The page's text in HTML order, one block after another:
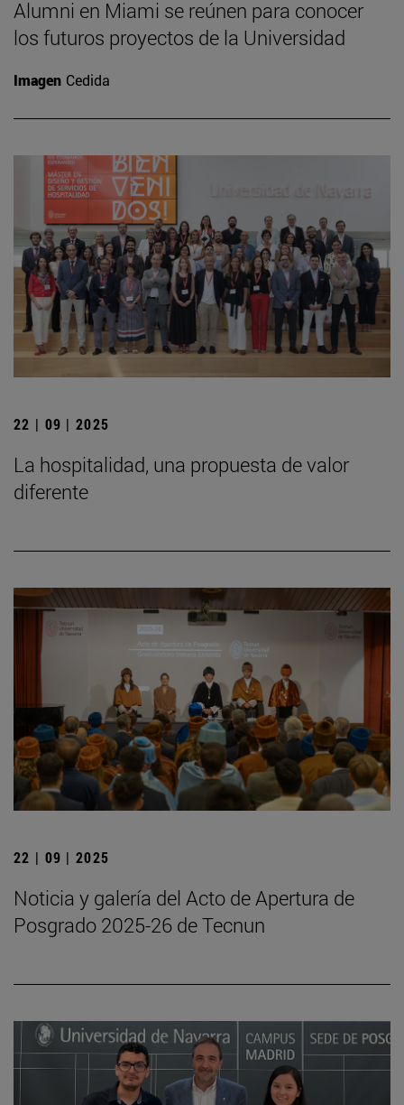
Alumni en Miami se reúnen para conocer
los futuros proyectos de la Universidad
Imagen Cedida
22 | 09 | 2025
La hospitalidad, una propuesta de valor
diferente
22 | 09 | 2025
Noticia y galería del Acto de Apertura de
Posgrado 2025-26 de Tecnun